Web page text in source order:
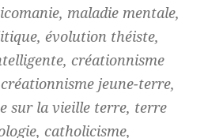
maladie mentale,
évolution théiste,
créationnisme
jeune-terre,
sur la vieille terre, terre
catholicisme,